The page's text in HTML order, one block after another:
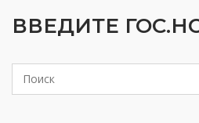
ВВЕДИТЕ